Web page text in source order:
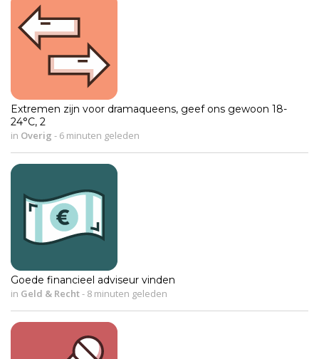
Extremen zijn voor dramaqueens, geef ons gewoon 18-
24°C, 2
in Overig - 6 minuten geleden
Goede financieel adviseur vinden
in Geld & Recht- 8 minuten geleden